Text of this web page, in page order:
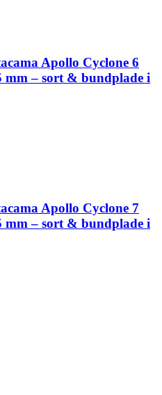
Apollo Cyclone 6
– sort & bundplade i
Apollo Cyclone 7
mm – sort & bundplade i